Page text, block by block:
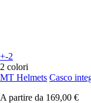
+-2
2 colori
MT Helmets Casco
A partire da 169,00 €